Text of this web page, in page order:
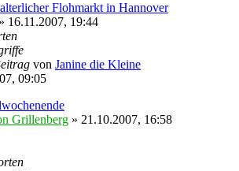
Flohmarkt in Hannover
» 16.11.2007, 19:44
von Janine die Kleine
09:05
Grillenberg » 21.10.2007, 16:58